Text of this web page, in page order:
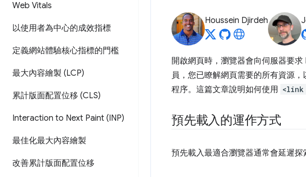
Web Vitals
以使用者為中心的成效指標
定義網站體驗核心指標的門檻
最大內容繪製 (LCP)
累計版面配置位移 (CLS)
Interaction to Next Paint (INP)
最佳化最大內容繪製
改善累計版面配置位移
Houssein Djirdeh
開啟網頁時，瀏覽器會向伺服器要
員，您已瞭解網頁需要的所有資源
程序。這篇文章說明如何使用 <link
預先載入的運作方式
預先載入最適合瀏覽器通常會延遲探